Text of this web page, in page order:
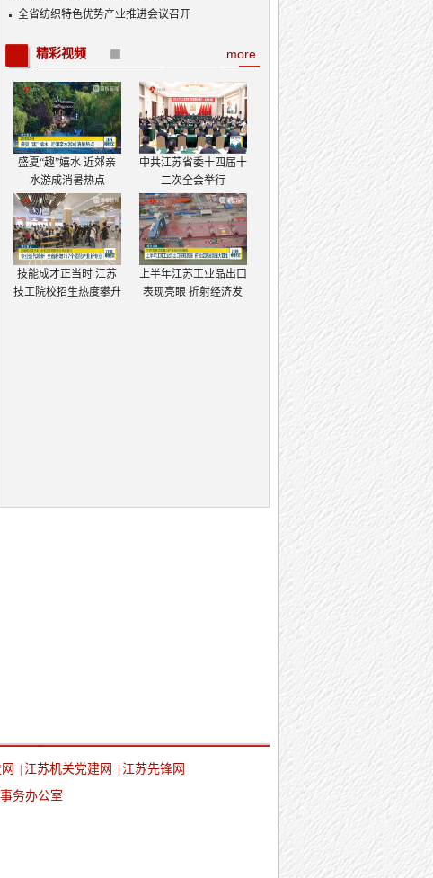
全省纺织特色优势产业推进会议召开
more
精彩视频
盛夏“趣”嬉水 近郊亲
水游成消暑热点
中共江苏省委十四届十
二次全会举行
技能成才正当时 江苏
技工院校招生热度攀升
上半年江苏工业品出口
表现亮眼 折射经济发
江苏机关党建网
江苏先锋网
务办公室